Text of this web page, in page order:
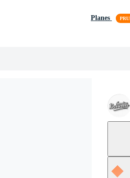
Planes